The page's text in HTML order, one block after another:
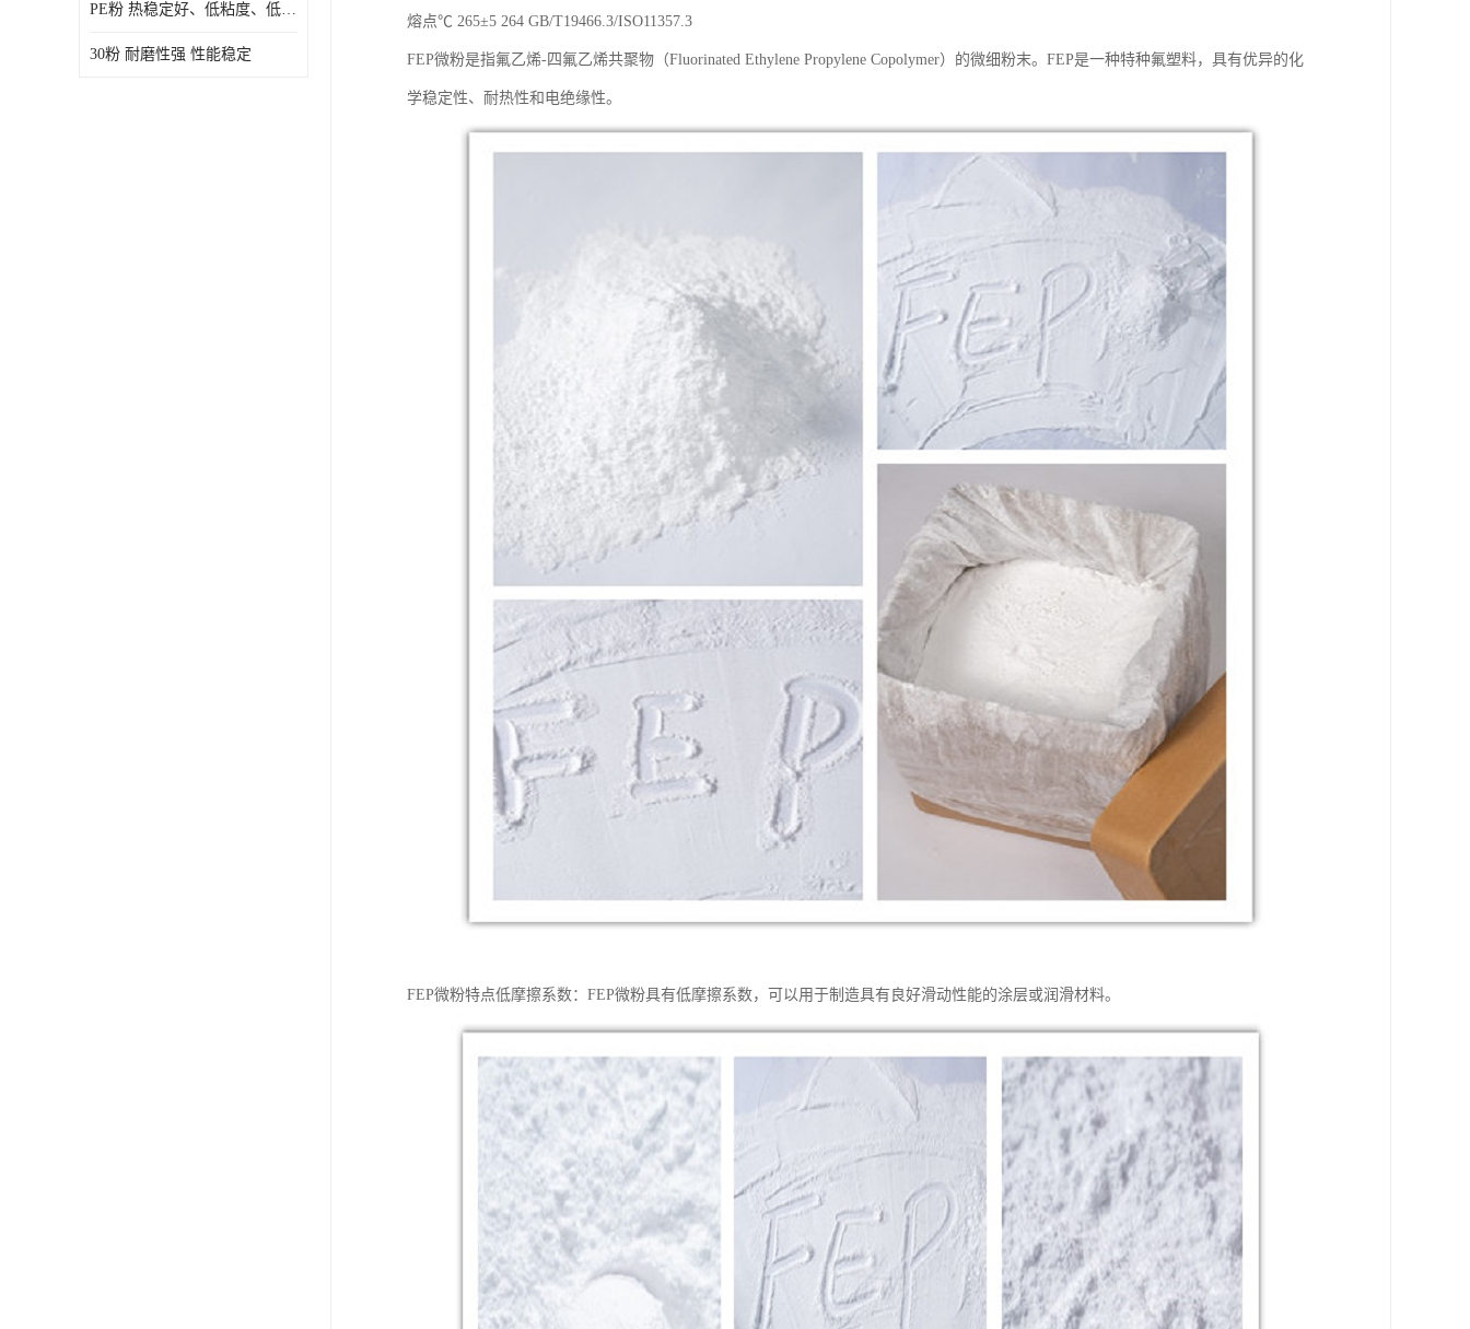
PE粉 热稳定好、低粘度、低熔点
30粉 耐磨性强 性能稳定
熔点℃ 265±5 264 GB/T19466.3/ISO11357.3
FEP微粉是指氟乙烯-四氟乙烯共聚物（Fluorinated Ethylene Propylene Copolymer）的微细粉末。FEP是一种特种氟塑料，具有优异的化
学稳定性、耐热性和电绝缘性。
FEP微粉特点低摩擦系数：FEP微粉具有低摩擦系数，可以用于制造具有良好滑动性能的涂层或润滑材料。